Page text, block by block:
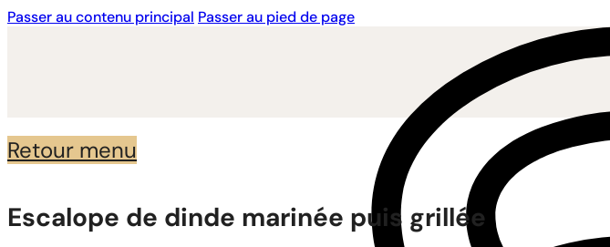
Passer au contenu principal Passer au pied de page
Retour menu
Escalope de dinde marinée puis grillée